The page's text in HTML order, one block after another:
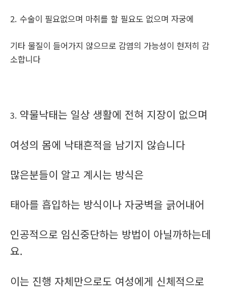
2. 수술이 필요없으며 마취를 할 필요도 없으며 자궁에
기타 물질이 들어가지 않으므로 감염의 가능성이 현저히 감
소합니다
3. 약물낙태는 일상 생활에 전혀 지장이 없으며
여성의 몸에 낙태흔적을 남기지 않습니다
많은분들이 알고 계시는 방식은
태아를 흡입하는 방식이나 자궁벽을 긁어내어
인공적으로 임신중단하는 방법이 아닐까하는데
요.
이는 진행 자체만으로도 여성에게 신체적으로